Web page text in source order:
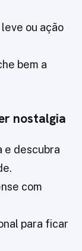
ou ação
bem a
nostalgia
e descubra
com
para ficar